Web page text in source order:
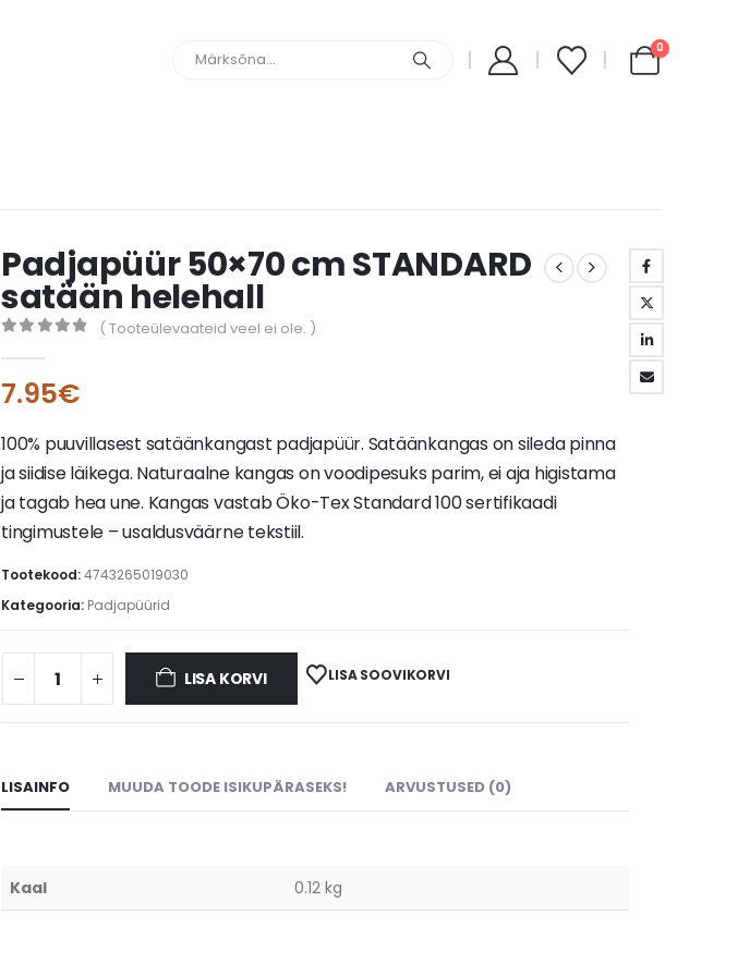
0
Padjapüür 50×70 cm STANDARD
satään helehall
( Tooteülevaateid veel ei ole. )
7.95€
100% puuvillasest satäänkangast padjapüür. Satäänkangas on sileda pinna
ja siidise läikega. Naturaalne kangas on voodipesuks parim, ei aja higistama
ja tagab hea une. Kangas vastab Öko-Tex Standard 100 sertifikaadi
tingimustele – usaldusväärne tekstiil.
Tootekood:4743265019030
Kategooria: Padjapüürid
LISA KORVI LISA SOOVIKORVI
LISAINFO MUUDA TOODE ISIKUPÄRASEKS! ARVUSTUSED (0)
Kaal 0.12 kg